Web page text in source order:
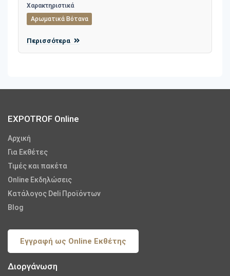
Χαρακτηριστικά
Αρωματικά Βότανα
Περισσότερα
EXPOTROF Online
Αρχική
Για Εκθέτες
Τιμές και πακέτα
Online Εκδηλώσεις
Κατάλογος Deli Προϊόντων
Blog
Εγγραφή ως Online Εκθέτης
Διοργάνωση